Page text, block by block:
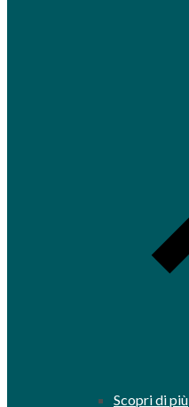
Scopri di più